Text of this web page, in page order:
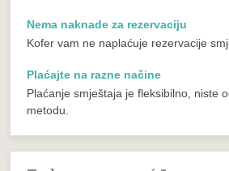
Nema naknade za rezervaciju
Kofer vam ne naplaćuje rezervacije
Plaćajte na razne načine
Plaćanje smještaja je fleksibilno, niste
metodu.